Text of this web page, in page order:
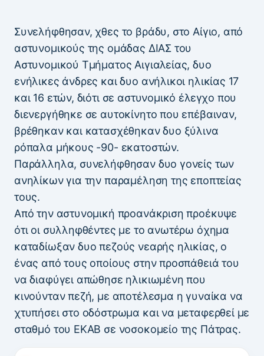
Συνελήφθησαν, χθες το βράδυ, στο Αίγιο, από
αστυνομικούς της ομάδας ΔΙΑΣ του
Αστυνομικού Τμήματος Αιγιαλείας, δυο
ενήλικες άνδρες και δυο ανήλικοι ηλικίας 17
και 16 ετών, διότι σε αστυνομικό έλεγχο που
διενεργήθηκε σε αυτοκίνητο που επέβαιναν,
βρέθηκαν και κατασχέθηκαν δυο ξύλινα
ρόπαλα μήκους -90- εκατοστών.
Παράλληλα, συνελήφθησαν δυο γονείς των
ανηλίκων για την παραμέληση της εποπτείας
τους.
Από την αστυνομική προανάκριση προέκυψε
ότι οι συλληφθέντες με το ανωτέρω όχημα
καταδίωξαν δυο πεζούς νεαρής ηλικίας, ο
ένας από τους οποίους στην προσπάθειά του
να διαφύγει απώθησε ηλικιωμένη που
κινούνταν πεζή, με αποτέλεσμα η γυναίκα να
χτυπήσει στο οδόστρωμα και να μεταφερθεί με
σταθμό του ΕΚΑΒ σε νοσοκομείο της Πάτρας.